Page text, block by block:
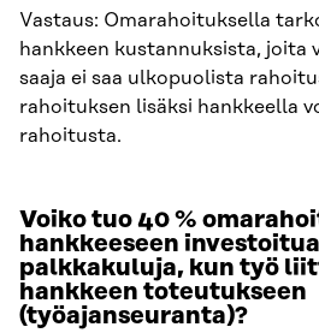
Vastaus: Omarahoituksella
hankkeen kustannuksista, joita
saaja ei saa ulkopuolista
rahoituksen lisäksi hankkeella
rahoitusta.
Voiko tuo 40 %
hankkeeseen
palkkakuluja, kun työ
hankkeen toteutukseen
(työajanseuranta)?